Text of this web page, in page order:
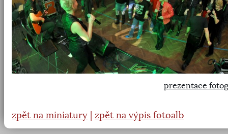
prezentace
zpět na miniatury zpět na výpis fotoalb